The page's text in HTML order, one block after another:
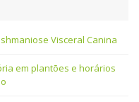
Visceral Canina
em plantões e horários